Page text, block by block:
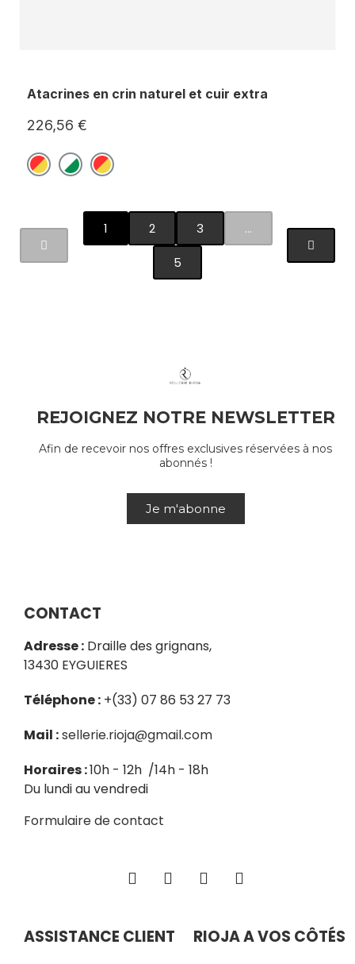
Atacrines en crin naturel et cuir extra
226,56 €
1 2 3 …
5
REJOIGNEZ NOTRE NEWSLETTER
Afin de recevoir nos offres exclusives réservées à nos
abonnés !
Je m'abonne
CONTACT
Adresse : Draille des grignans,
13430 EYGUIERES
Téléphone : +(33) 07 86 53 27 73
Mail :sellerie.rioja@gmail.com
Horaires :10h - 12h /14h - 18h
Du lundi au vendredi
Formulaire de contact
ASSISTANCE CLIENT RIOJA A VOS CÔTÉS